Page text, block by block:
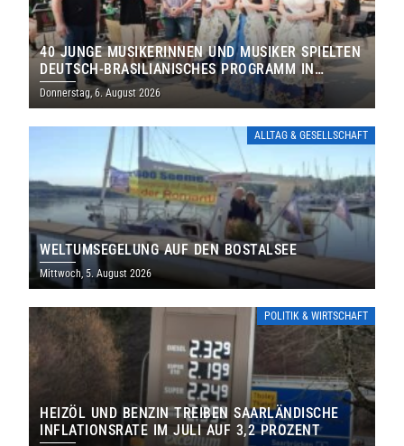
40 JUNGE MUSIKERINNEN UND MUSIKER SPIELTEN
DEUTSCH-BRASILIANISCHES PROGRAMM IN
THOLEY
Donnerstag, 6. August 2026
ALLTAG & GESELLSCHAFT
WELTUMSEGELUNG AUF DEN BOSTALSEE
Mittwoch, 5. August 2026
POLITIK & WIRTSCHAFT
HEIZÖL UND BENZIN TREIBEN SAARLÄNDISCHE
INFLATIONSRATE IM JULI AUF 3,2 PROZENT